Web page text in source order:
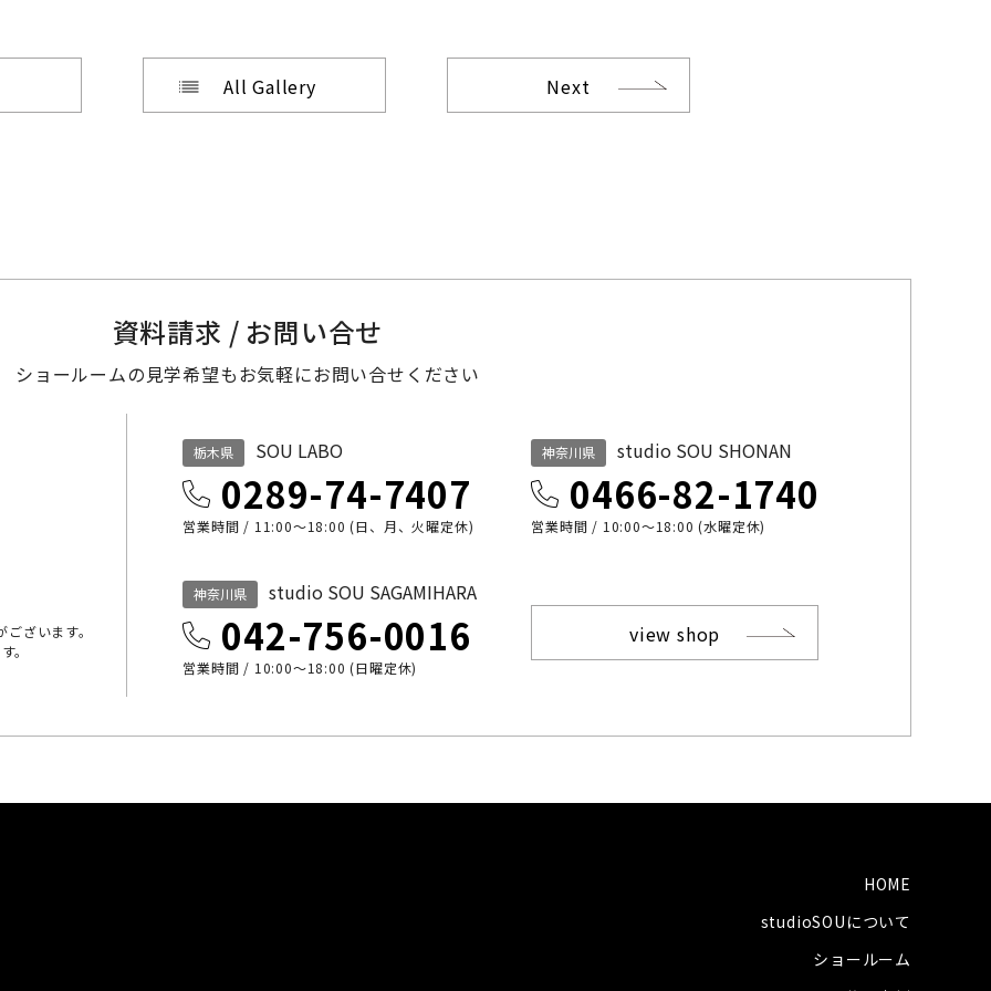
All Gallery Next
資料請求 / お問い合せ
ショールームの見学希望もお気軽にお問い合せください
ざいます。
。
栃木県 SOU LABO
0289-74-7407
営業時間 / 11:00～18:00 (日、月、火曜定休)
神奈川県 studio SOU SHONAN
0466-82-1740
営業時間 / 10:00〜18:00 (水曜定休)
神奈川県 studio SOU SAGAMIHARA
042-756-0016
営業時間 / 10:00〜18:00 (日曜定休)
view shop
HOME
studioSOUについて
ショールーム